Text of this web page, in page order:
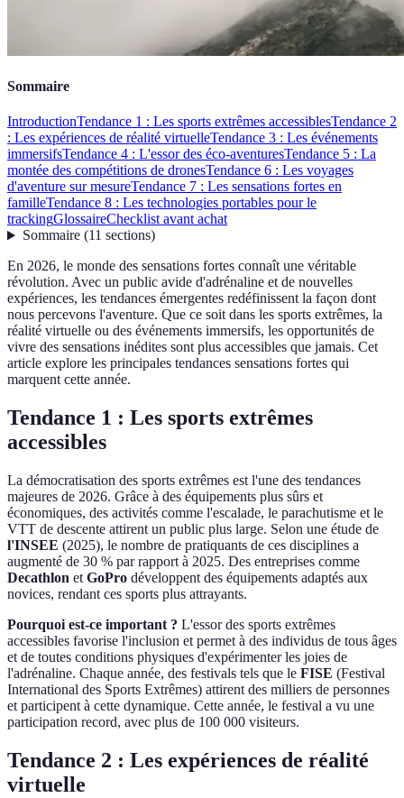
Sommaire
IntroductionTendance 1 : Les sports extrêmes accessiblesTendance 2
: Les expériences de réalité virtuelleTendance 3 : Les événements
immersifsTendance 4 : L'essor des éco-aventuresTendance 5 : La
montée des compétitions de dronesTendance 6 : Les voyages
d'aventure sur mesureTendance 7 : Les sensations fortes en
familleTendance 8 : Les technologies portables pour le
trackingGlossaireChecklist avant achat
Sommaire(11 sections)
En 2026, le monde des sensations fortes connaît une véritable
révolution. Avec un public avide d'adrénaline et de nouvelles
expériences, les tendances émergentes redéfinissent la façon dont
nous percevons l'aventure. Que ce soit dans les sports extrêmes, la
réalité virtuelle ou des événements immersifs, les opportunités de
vivre des sensations inédites sont plus accessibles que jamais. Cet
article explore les principales tendances sensations fortes qui
marquent cette année.
Tendance 1 : Les sports extrêmes
accessibles
La démocratisation des sports extrêmes est l'une des tendances
majeures de 2026. Grâce à des équipements plus sûrs et
économiques, des activités comme l'escalade, le parachutisme et le
VTT de descente attirent un public plus large. Selon une étude de
l'INSEE (2025), le nombre de pratiquants de ces disciplines a
augmenté de 30 % par rapport à 2025. Des entreprises comme
Decathlon et GoPro développent des équipements adaptés aux
novices, rendant ces sports plus attrayants.
Pourquoi est-ce important ? L'essor des sports extrêmes
accessibles favorise l'inclusion et permet à des individus de tous âges
et de toutes conditions physiques d'expérimenter les joies de
l'adrénaline. Chaque année, des festivals tels que le FISE (Festival
International des Sports Extrêmes) attirent des milliers de personnes
et participent à cette dynamique. Cette année, le festival a vu une
participation record, avec plus de 100 000 visiteurs.
Tendance 2 : Les expériences de réalité
virtuelle